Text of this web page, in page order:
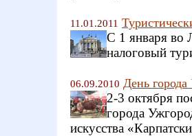
11.01.2011
С 1 января во
налоговый
06.09.2010 День
2-3 октября
города
искусства